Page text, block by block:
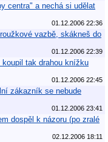
centra" a nechá si udělat
01.12.2006 22:36
vazbě, skákneš do
01.12.2006 22:39
tak drahou knížku
01.12.2006 22:45
zákazník se nebude
01.12.2006 23:41
dospěl k názoru (po zralé
02.12.2006 18:11